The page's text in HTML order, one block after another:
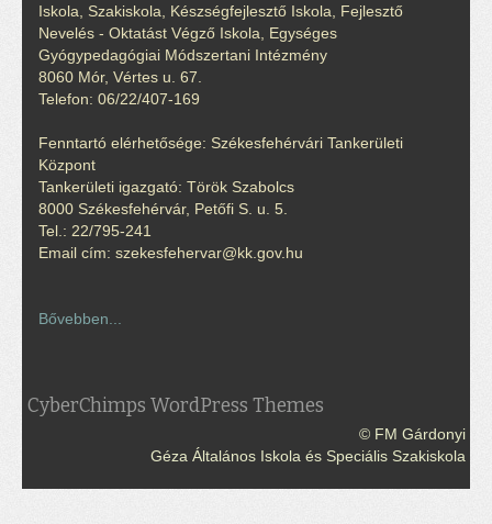
Iskola, Szakiskola, Készségfejlesztő Iskola, Fejlesztő
Nevelés - Oktatást Végző Iskola, Egységes
Gyógypedagógiai Módszertani Intézmény
8060 Mór, Vértes u. 67.
Telefon: 06/22/407-169
Fenntartó elérhetősége: Székesfehérvári Tankerületi
Központ
Tankerületi igazgató: Török Szabolcs
8000 Székesfehérvár, Petőfi S. u. 5.
Tel.: 22/795-241
Email cím: szekesfehervar@kk.gov.hu
Bővebben...
CyberChimps WordPress Themes
© FM Gárdonyi
Géza Általános Iskola és Speciális Szakiskola